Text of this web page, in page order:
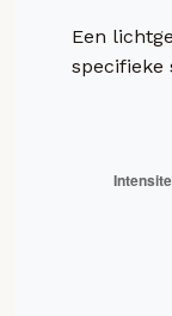
Een
specifieke